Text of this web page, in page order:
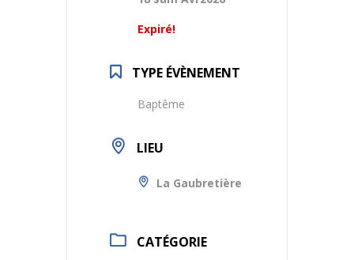
Expiré!
TYPE ÉVÈNEMENT
Baptême
LIEU
La Gaubretière
CATÉGORIE